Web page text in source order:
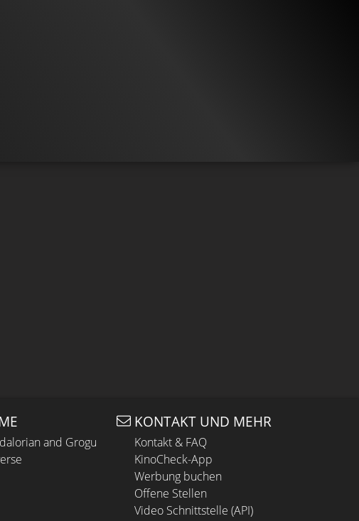
and Grogu
KONTAKT UND MEHR
Kontakt & FAQ
KinoCheck-App
Werbung buchen
Offene Stellen
Video Schnittstelle (API)